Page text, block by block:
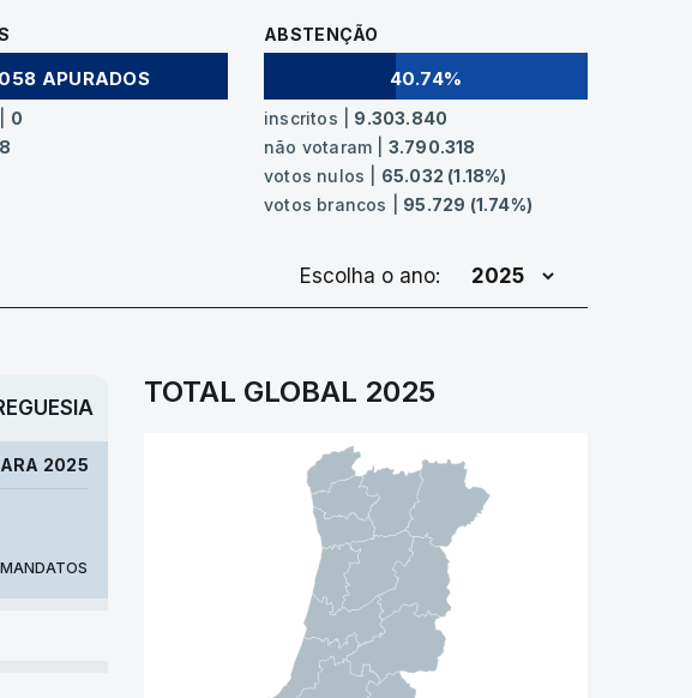
APURADOS
0
ABSTENÇÃO
40.74%
inscritos | 9.303.840
não votaram | 3.790.318
votos nulos | 65.032 (1.18%)
votos brancos | 95.729 (1.74%)
Escolha o ano:
2025
MANDATOS
TOTAL GLOBAL 2025